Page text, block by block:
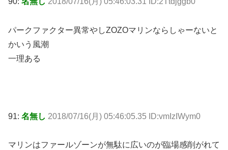
パークファクター異常やしZOZOマリンならしゃーないと
かいう風潮
一理ある
91: 名無し 2018/07/16(月) 05:46:05.35 ID:vmIzIWym0
マリンはファールゾーンが無駄に広いのが臨場感削がれて